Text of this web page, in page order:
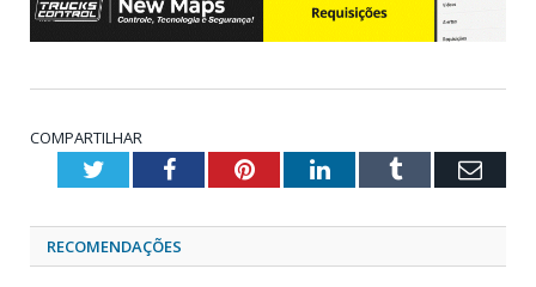
COMPARTILHAR
TwitterFacebookPinterestLinkedInTumblr
RECOMENDAÇÕES